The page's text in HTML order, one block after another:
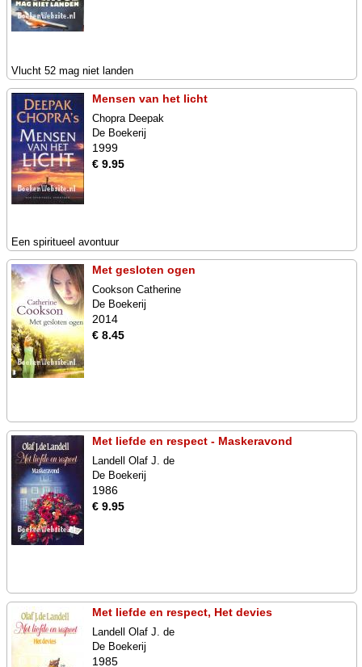
Vlucht 52 mag niet landen
Mensen van het licht
Chopra Deepak
De Boekerij
1999
€ 9.95
Een spiritueel avontuur
Met gesloten ogen
Cookson Catherine
De Boekerij
2014
€ 8.45
Met liefde en respect - Maskeravond
Landell Olaf J. de
De Boekerij
1986
€ 9.95
Met liefde en respect, Het devies
Landell Olaf J. de
De Boekerij
1985